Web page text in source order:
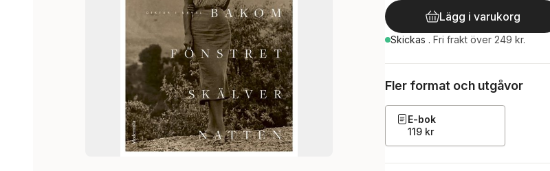
Lägg i varukorg
Skickas . Fri frakt över 249 kr.
Fler format och utgåvor
E-bok
119 kr